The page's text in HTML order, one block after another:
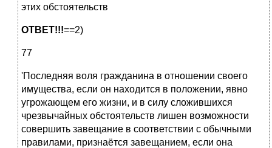
этих обстоятельств
ОТВЕТ!!!==2)
77
'Последняя воля гражданина в отношении своего
имущества, если он находится в положении, явно
угрожающем его жизни, и в силу сложившихся
чрезвычайных обстоятельств лишен возможности
совершить завещание в соответствии с обычными
правилами, признаётся завещанием, если она